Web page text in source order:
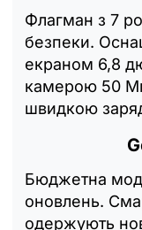
Флагман з 7
безпеки.
екраном 6,8
камерою 50
швидкою
Бюджетна
оновлень.
одержують